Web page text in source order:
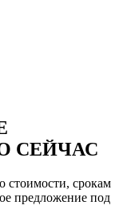
СЕЙЧАС
стоимости, срокам
предложение под